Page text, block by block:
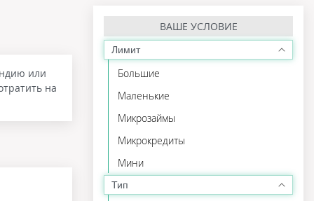
или
на
ВАШЕ УСЛОВИЕ
Лимит
Большие
Маленькие
Микрозаймы
Микрокредиты
Мини
Тип